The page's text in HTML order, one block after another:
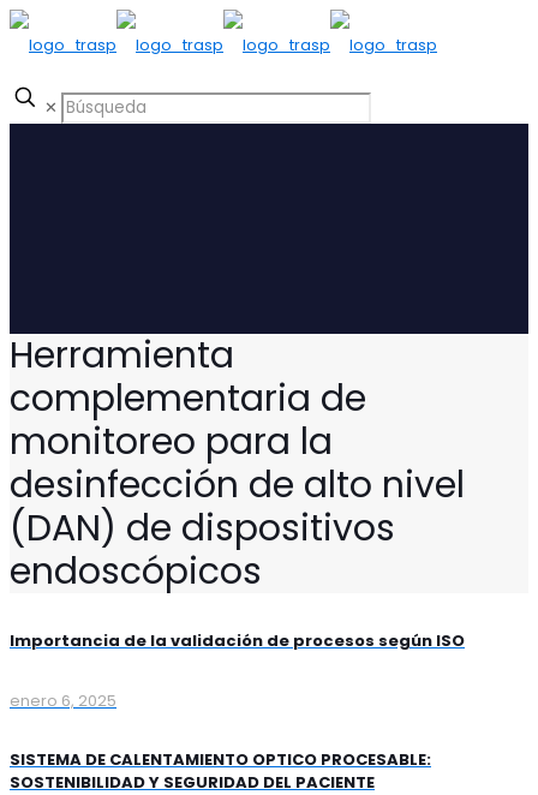
✕
Herramienta
complementaria de
monitoreo para la
desinfección de alto nivel
(DAN) de dispositivos
endoscópicos
Importancia de la validación de procesos según ISO
enero 6, 2025
SISTEMA DE CALENTAMIENTO OPTICO PROCESABLE:
SOSTENIBILIDAD Y SEGURIDAD DEL PACIENTE